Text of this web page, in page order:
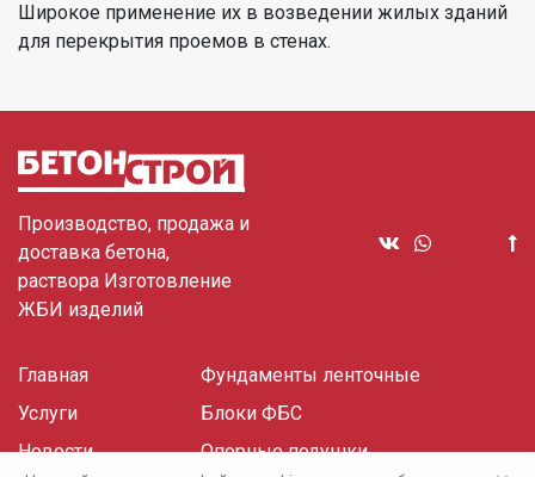
Широкое применение их в возведении жилых зданий
для перекрытия проемов в стенах.
Производство, продажа и
доставка бетона,
раствора Изготовление
ЖБИ изделий
Главная
Услуги
Новости
Фундаменты ленточные
Блоки ФБС
Опорные подушки